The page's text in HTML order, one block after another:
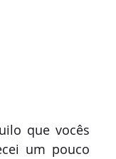
que vocês
um pouco